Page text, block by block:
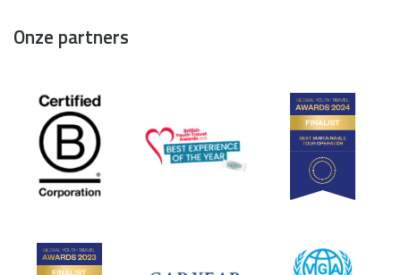
Onze partners